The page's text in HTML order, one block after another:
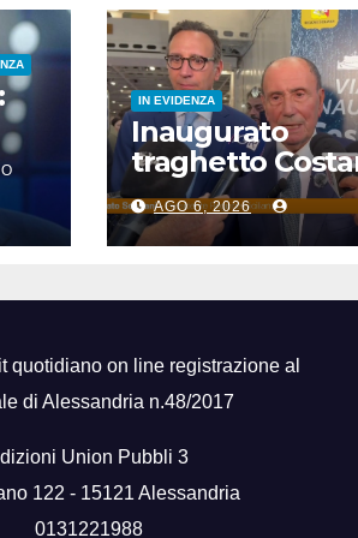
IN EVIDENZA
Inaugurato
traghetto
di Sicilia,
“Mantenuto
impegni presi”
AGO 6, 2026
quotidiano on line registrazione al
di Alessandria n.48/2017
Union Pubbli 3
122 - 15121 Alessandria
0131221988